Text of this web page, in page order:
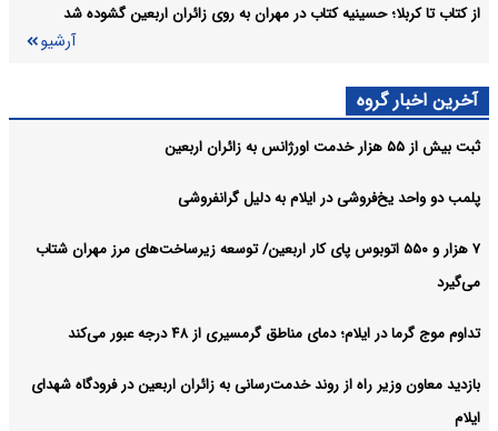
از کتاب تا کربلا؛ حسینیه کتاب در مهران به روی زائران اربعین گشوده شد
آرشیو
آخرین اخبار گروه
ثبت بیش از ۵۵ هزار خدمت اورژانس به زائران اربعین
پلمب دو واحد یخ‌فروشی در ایلام به دلیل گرانفروشی
۷ هزار و ۵۵۰ اتوبوس پای کار اربعین/ توسعه زیرساخت‌های مرز مهران شتاب
می‌گیرد
تداوم موج گرما در ایلام؛ دمای مناطق گرمسیری از ۴۸ درجه عبور می‌کند
بازدید معاون وزیر راه از روند خدمت‌رسانی به زائران اربعین در فرودگاه شهدای
ایلام